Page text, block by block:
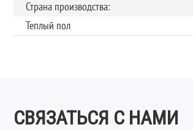
Страна производства:
Теплый пол
СВЯЗАТЬСЯ С НАМИ